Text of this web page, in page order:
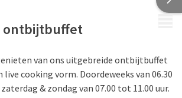
ontbijtbuffet
van ons uitgebreide ontbijtbuffet
cooking vorm. Doordeweeks van 06.30
& zondag van 07.00 tot 11.00 uur.